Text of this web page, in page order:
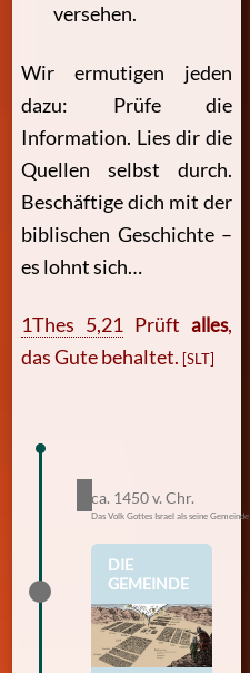
versehen.
Wir ermutigen jeden
dazu: Prüfe die
Information. Lies dir die
Quellen selbst durch.
Beschäftige dich mit der
biblischen Geschichte –
es lohnt sich…
1Thes 5,21 Prüft alles,
das Gute behaltet. [SLT]
ca. 1450 v. Chr.
Das Volk Gottes Israel als seine Gemeinde
DIE
GEMEINDE